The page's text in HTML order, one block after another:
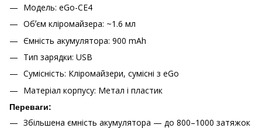
Модель: eGo-CE4
Обʼєм кліромайзера: ~1.6 мл
Ємність акумулятора: 900 mAh
Тип зарядки: USB
Сумісність: Кліромайзери, сумісні з eGo
Матеріал корпусу: Метал і пластик
Переваги:
Збільшена ємність акумулятора — до 800–1000 затяжок